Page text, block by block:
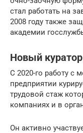
стал работать на
2008 году также
академии
Новый куратор
С 2020-го работу с
предприятии
трудовой стаж
компаниях и в
Он активно